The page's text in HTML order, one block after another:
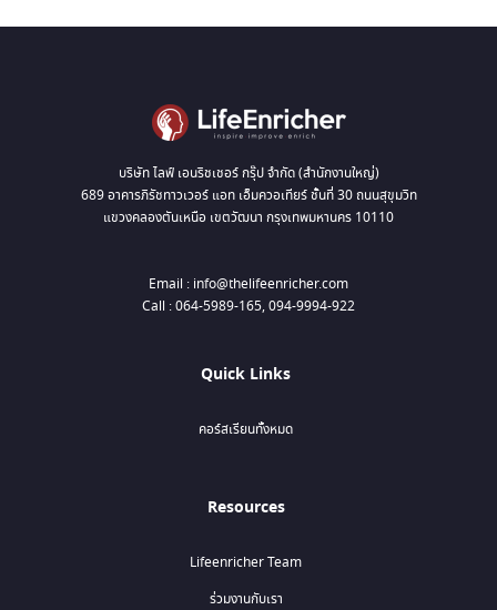
บริษัท ไลฟ์ เอนริชเชอร์ กรุ๊ป จำกัด (สำนักงานใหญ่)
689 อาคารภิรัชทาวเวอร์ แอท เอ็มควอเทียร์ ชั้นที่ 30 ถนนสุขุมวิท
แขวงคลองตันเหนือ เขตวัฒนา กรุงเทพมหานคร 10110
Email : info@thelifeenricher.com
Call : 064-5989-165, 094-9994-922
Quick Links
คอร์สเรียนทั้งหมด
Resources
Lifeenricher Team
ร่วมงานกับเรา